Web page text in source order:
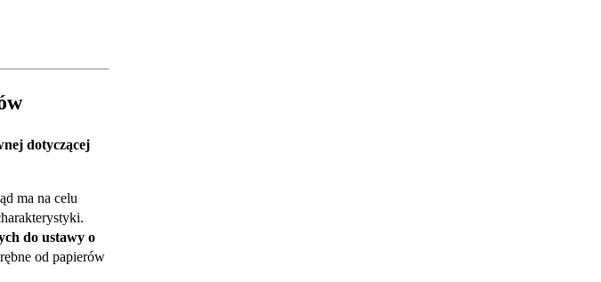
dotyczącej
ma na celu
do ustawy o
od papierów